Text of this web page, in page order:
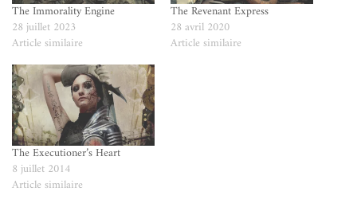
The Immorality Engine
28 juillet 2023
Article similaire
The Revenant Express
28 avril 2020
Article similaire
The Executioner’s Heart
8 juillet 2014
Article similaire